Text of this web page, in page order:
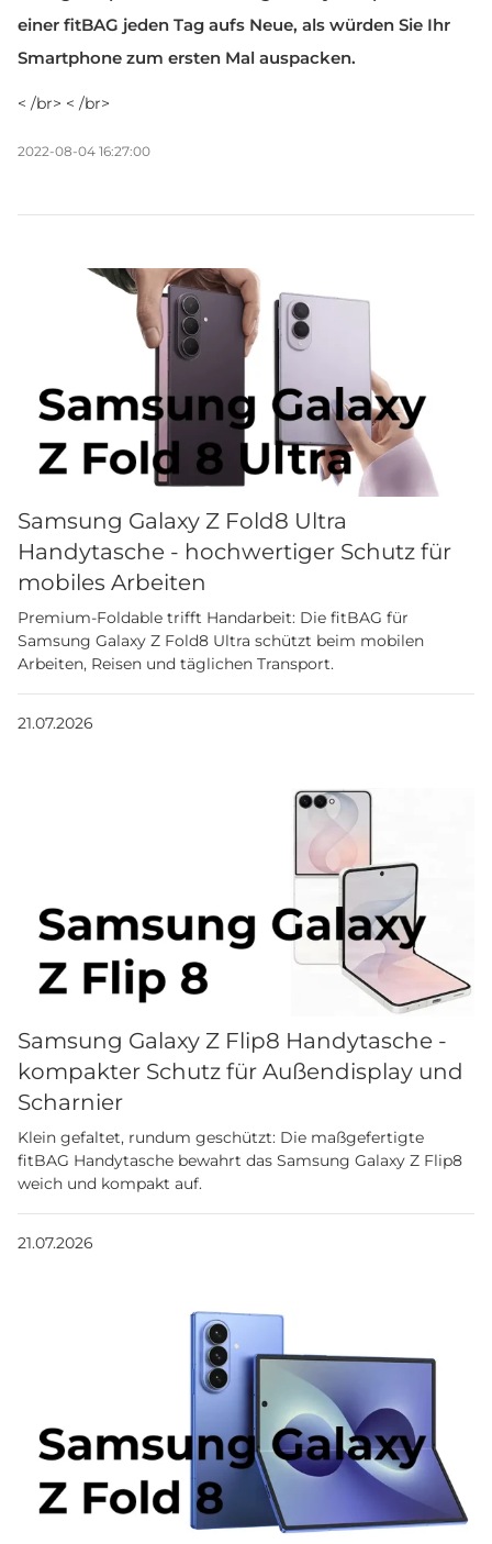
einer fitBAG jeden Tag aufs Neue, als würden Sie Ihr
Smartphone zum ersten Mal auspacken.
< /br> < /br>
2022-08-04 16:27:00
Samsung Galaxy Z Fold8 Ultra
Handytasche - hochwertiger Schutz für
mobiles Arbeiten
Premium-Foldable trifft Handarbeit: Die fitBAG für
Samsung Galaxy Z Fold8 Ultra schützt beim mobilen
Arbeiten, Reisen und täglichen Transport.
21.07.2026
Samsung Galaxy Z Flip8 Handytasche -
kompakter Schutz für Außendisplay und
Scharnier
Klein gefaltet, rundum geschützt: Die maßgefertigte
fitBAG Handytasche bewahrt das Samsung Galaxy Z Flip8
weich und kompakt auf.
21.07.2026